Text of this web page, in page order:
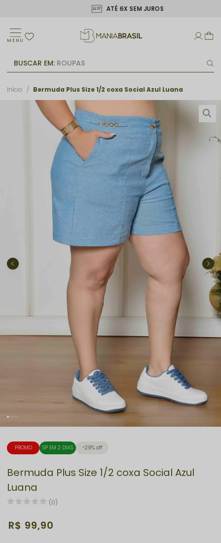
ATÉ 6X SEM JUROS
MENU
BUSCAR EM: ROUPAS
Início Bermuda Plus Size 1/2 coxa Social Azul Luana
PROMO SP EM 2 DIAS 29% off
Bermuda Plus Size 1/2 coxa Social Azul
Luana
(0)
R$ 99,90